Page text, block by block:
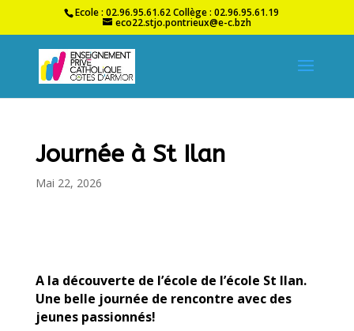
Ecole : 02.96.95.61.62 Collège : 02.96.95.61.19
eco22.stjo.pontrieux@e-c.bzh
Journée à St Ilan
Mai 22, 2026
A la découverte de l’école de l’école St Ilan.
Une belle journée de rencontre avec des
jeunes passionnés!